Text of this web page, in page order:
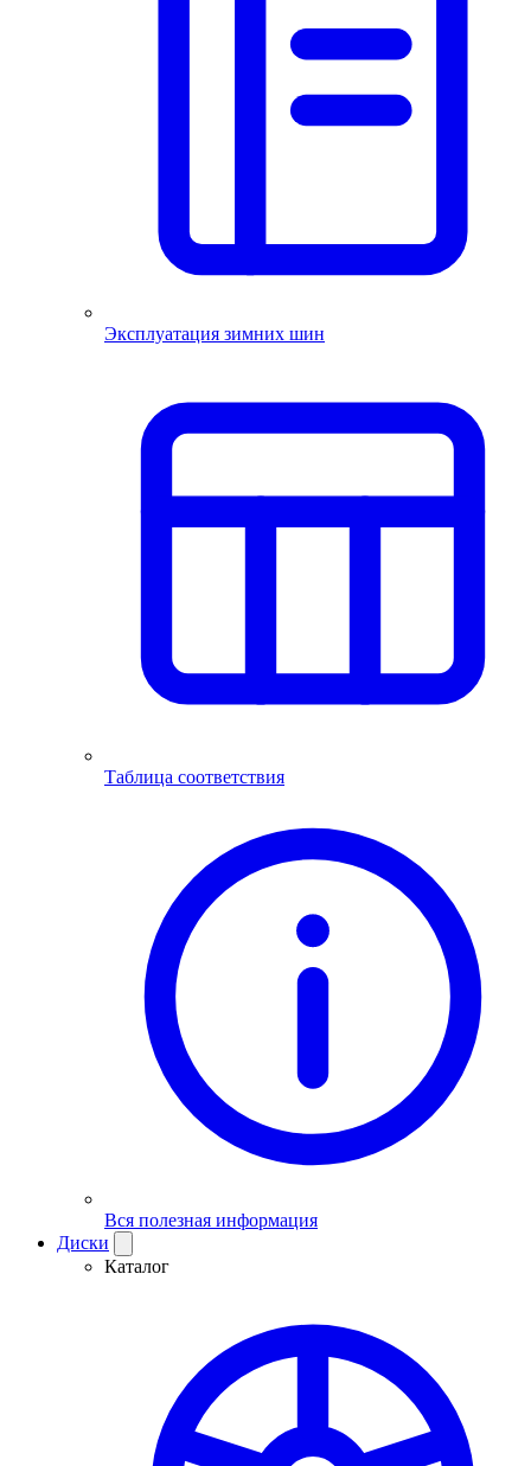
Эксплуатация зимних шин
Таблица соответствия
Вся полезная информация
Диски
Каталог